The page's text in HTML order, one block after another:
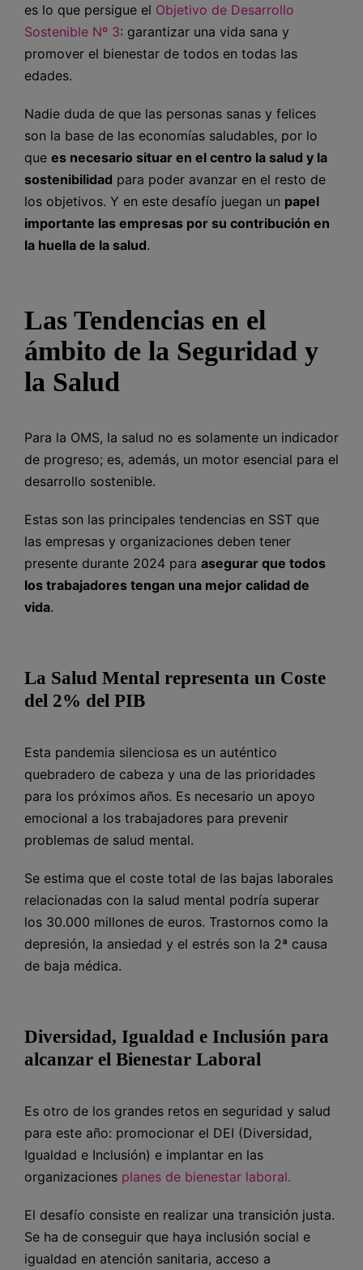
es lo que persigue el Objetivo de Desarrollo
Sostenible Nº 3: garantizar una vida sana y
promover el bienestar de todos en todas las
edades.
Nadie duda de que las personas sanas y felices
son la base de las economías saludables, por lo
que es necesario situar en el centro la salud y la
sostenibilidad para poder avanzar en el resto de
los objetivos. Y en este desafío juegan un papel
importante las empresas por su contribución en
la huella de la salud.
Las Tendencias en el
ámbito de la Seguridad y
la Salud
Para la OMS, la salud no es solamente un indicador
de progreso; es, además, un motor esencial para el
desarrollo sostenible.
Estas son las principales tendencias en SST que
las empresas y organizaciones deben tener
presente durante 2024 para asegurar que todos
los trabajadores tengan una mejor calidad de
vida.
La Salud Mental representa un Coste
del 2% del PIB
Esta pandemia silenciosa es un auténtico
quebradero de cabeza y una de las prioridades
para los próximos años. Es necesario un apoyo
emocional a los trabajadores para prevenir
problemas de salud mental.
Se estima que el coste total de las bajas laborales
relacionadas con la salud mental podría superar
los 30.000 millones de euros. Trastornos como la
depresión, la ansiedad y el estrés son la 2ª causa
de baja médica.
Diversidad, Igualdad e Inclusión para
alcanzar el Bienestar Laboral
Es otro de los grandes retos en seguridad y salud
para este año: promocionar el DEI (Diversidad,
Igualdad e Inclusión) e implantar en las
organizaciones planes de bienestar laboral.
El desafío consiste en realizar una transición justa.
Se ha de conseguir que haya inclusión social e
igualdad en atención sanitaria, acceso a